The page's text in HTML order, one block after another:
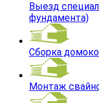
Выезд
фундамента)
Сборка
Монтаж